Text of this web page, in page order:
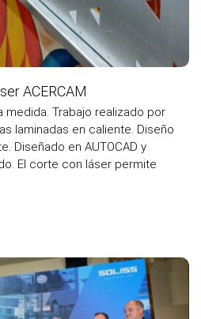
ACERCAM
Trabajo realizado por
laminadas en caliente. Diseño
Diseñado en AUTOCAD y
El corte con láser permite